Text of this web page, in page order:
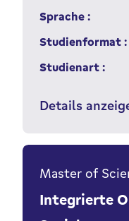
Sprache :
Studienformat :
Studienart :
Details
Master of
Integrierte